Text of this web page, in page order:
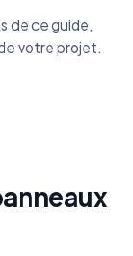
de ce guide,
votre projet.